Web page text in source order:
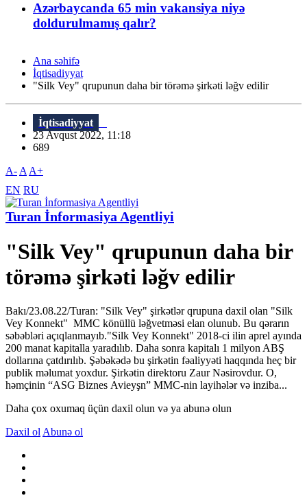
Azərbaycanda 65 min vakansiya niyə
doldurulmamış qalır?
Ana səhifə
İqtisadiyyat
"Silk Vey" qrupunun daha bir törəmə şirkəti ləğv edilir
İqtisadiyyat
23 Avqust 2022, 11:18
689
A- A A+
EN RU
Turan İnformasiya Agentliyi
"Silk Vey" qrupunun daha bir
törəmə şirkəti ləğv edilir
Bakı/23.08.22/Turan: "Silk Vey" şirkətlər qrupuna daxil olan "Silk
Vey Konnekt" MMC könüllü ləğvetməsi elan olunub. Bu qərarın
səbəbləri açıqlanmayıb."Silk Vey Konnekt" 2018-ci ilin aprel ayında
200 manat kapitalla yaradılıb. Daha sonra kapitalı 1 milyon ABŞ
dollarına çatdırılıb. Şəbəkədə bu şirkətin fəaliyyəti haqqında heç bir
publik məlumat yoxdur. Şirkətin direktoru Zaur Nəsirovdur. O,
həmçinin “ASG Biznes Avieyşn” MMC-nin layihələr və inziba...
Daha çox oxumaq üçün daxil olun və ya abunə olun
Daxil ol Abunə ol